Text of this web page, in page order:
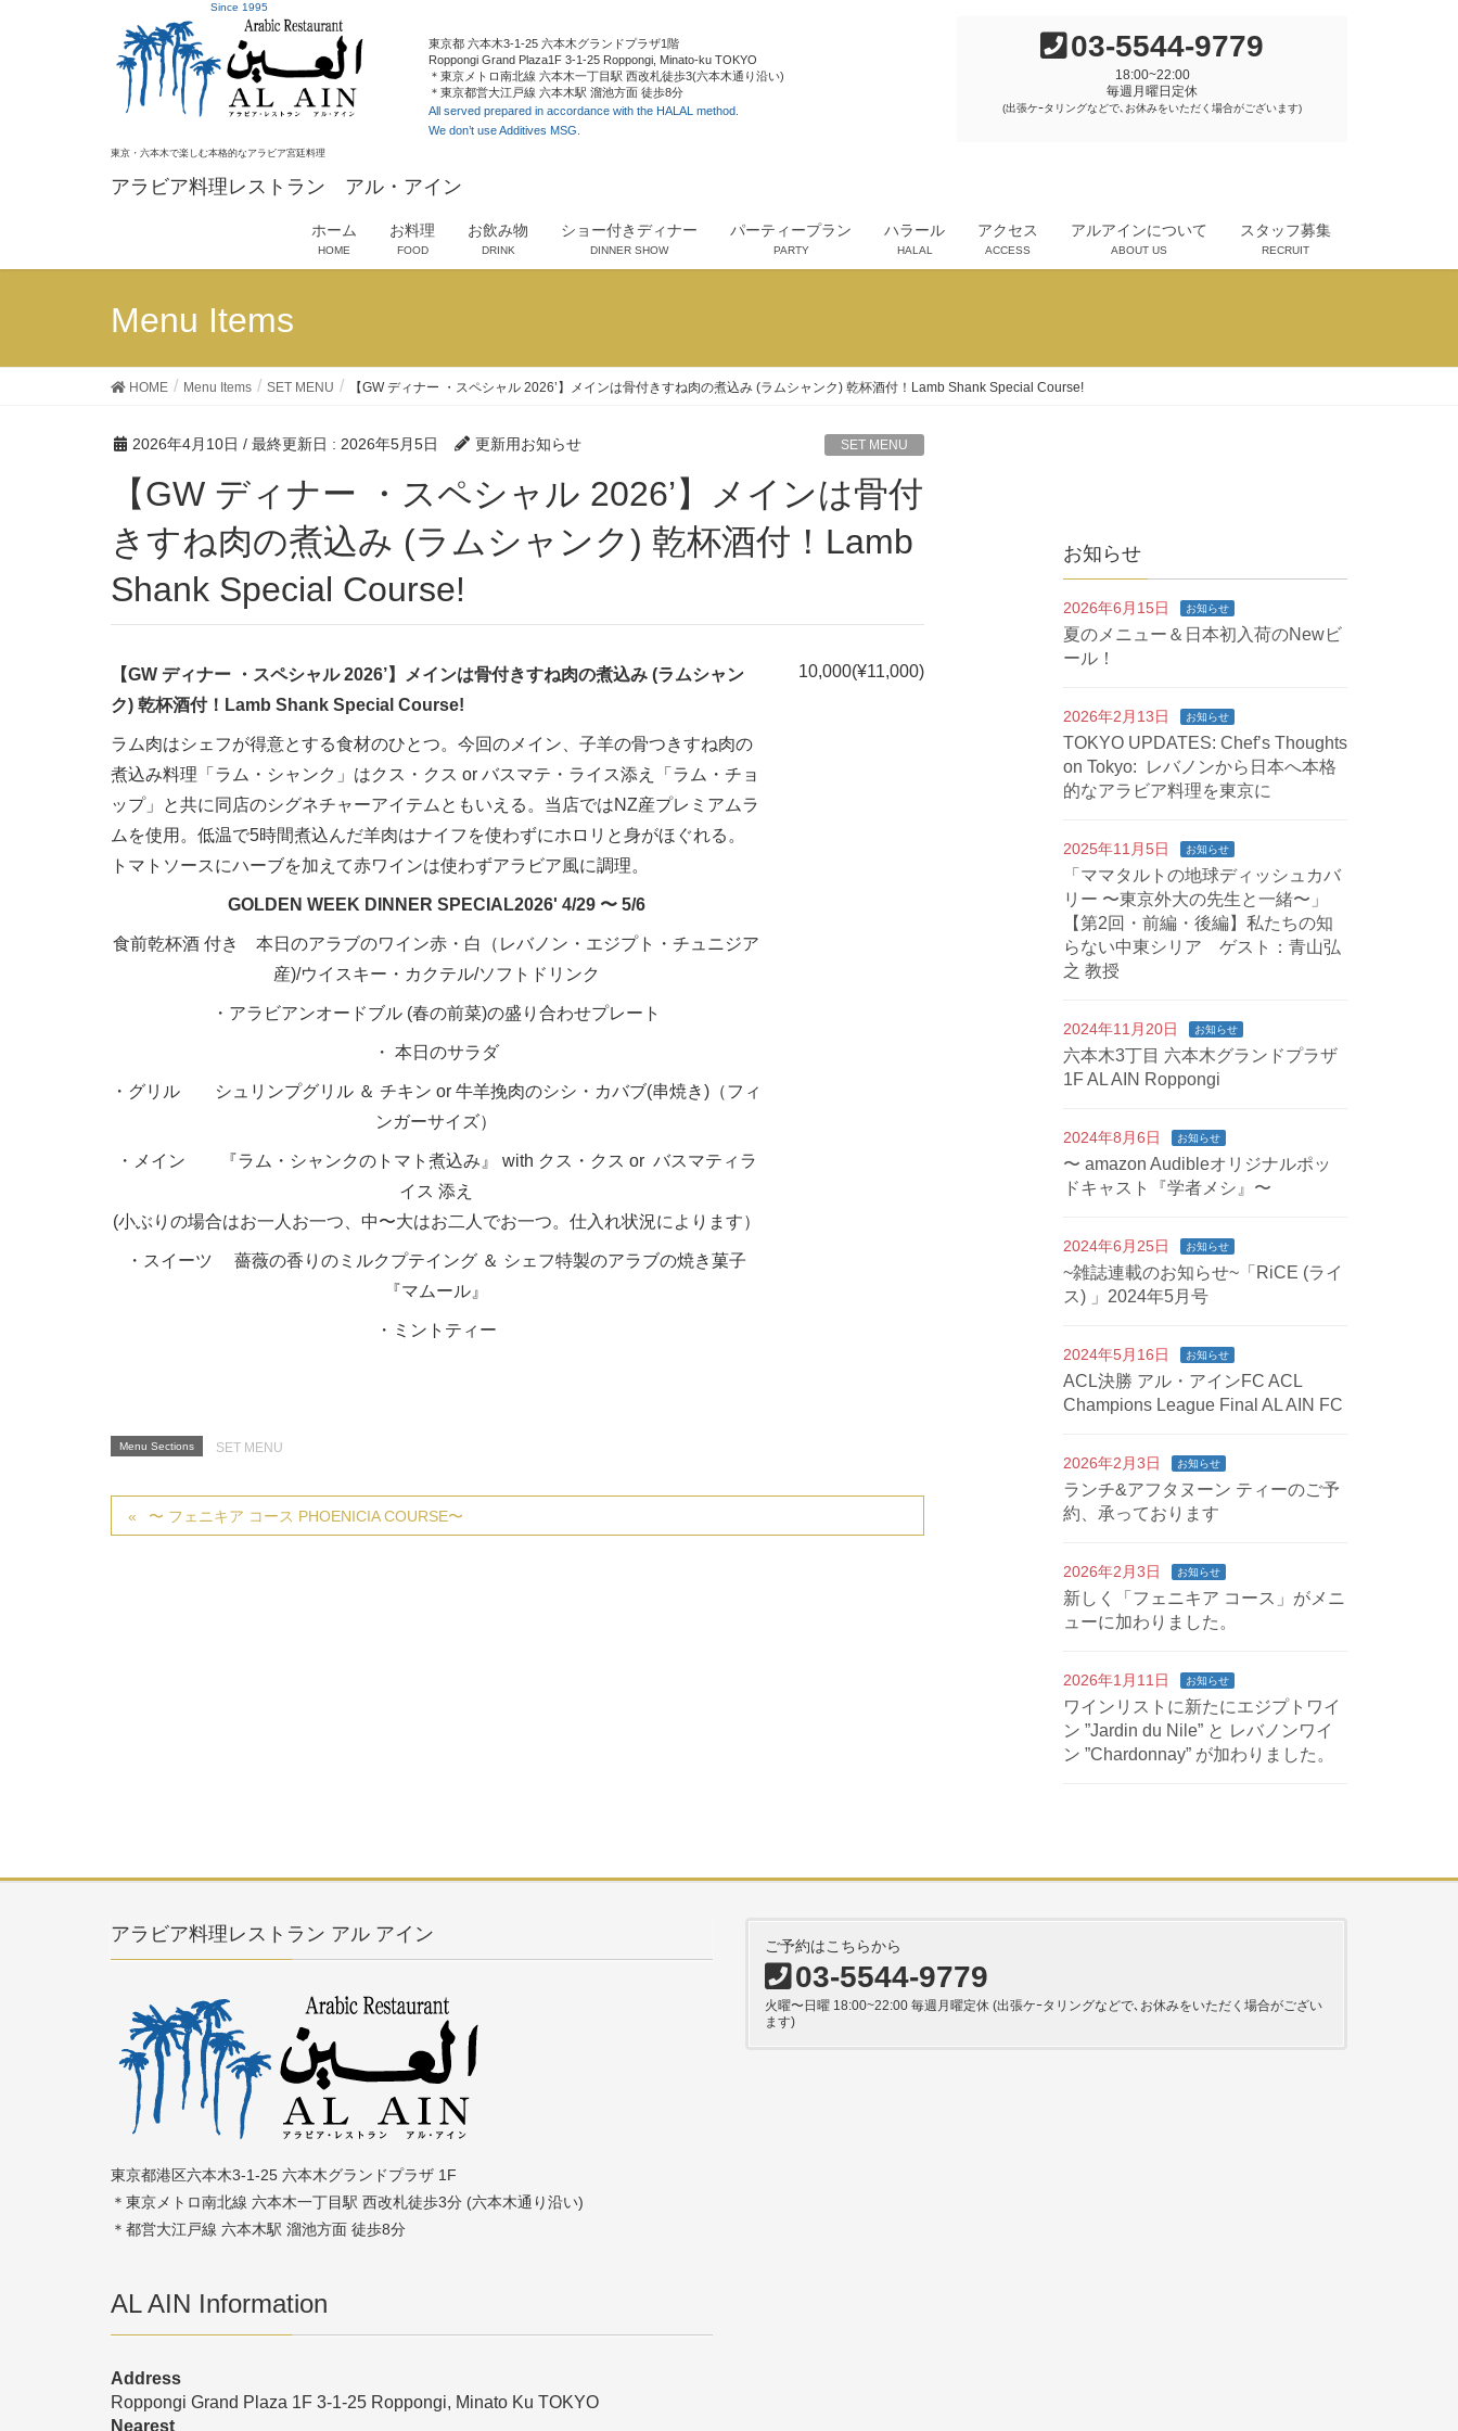
Since 1995
東京・六本木で楽しむ本格的なアラビア宮廷料理
東京都 六本木3-1-25 六本木グランドプラザ1階
Roppongi Grand Plaza1F 3-1-25 Roppongi, Minato-ku TOKYO
＊東京メトロ南北線 六本木一丁目駅 西改札徒歩3(六本木通り沿い)
＊東京都営大江戸線 六本木駅 溜池方面 徒歩8分
All served prepared in accordance with the HALAL method.
We don’t use Additives MSG.
03-5544-9779
18:00~22:00
毎週月曜日定休
(出張ケｰタリングなどで､お休みをいただく場合がございます)
アラビア料理レストラン アル・アイン
ホーム
HOME
お料理
FOOD
お飲み物
DRINK
ショー付きディナー
DINNER SHOW
パーティープラン
PARTY
ハラール
HALAL
アクセス
ACCESS
アルアインについて
ABOUT US
スタッフ募集
RECRUIT
Menu Items
HOME Menu Items SET MENU 【GW ディナー ・スペシャル 2026’】メインは骨付きすね肉の煮込み (ラムシャンク) 乾杯酒付！Lamb Shank Special Course!
2026年4月10日 / 最終更新日 : 2026年5月5日 更新用お知らせ SET MENU
【GW ディナー ・スペシャル 2026’】メインは骨付
きすね肉の煮込み (ラムシャンク) 乾杯酒付！Lamb
Shank Special Course!
【GW ディナー ・スペシャル 2026’】メインは骨付きすね肉の煮込み (ラムシャン
ク) 乾杯酒付！Lamb Shank Special Course!
10,000(¥11,000)
ラム肉はシェフが得意とする食材のひとつ。今回のメイン、子羊の骨つきすね肉の
煮込み料理「ラム・シャンク」はクス・クス or バスマテ・ライス添え「ラム・チョ
ップ」と共に同店のシグネチャーアイテムともいえる。当店ではNZ産プレミアムラ
ムを使用。低温で5時間煮込んだ羊肉はナイフを使わずにホロリと身がほぐれる。
トマトソースにハーブを加えて赤ワインは使わずアラビア風に調理。
GOLDEN WEEK DINNER SPECIAL2026' 4/29 〜 5/6
食前乾杯酒 付き 本日のアラブのワイン赤・白（レバノン・エジプト・チュニジア
産)/ウイスキー・カクテル/ソフトドリンク
・アラビアンオードブル (春の前菜)の盛り合わせプレート
・ 本日のサラダ
・グリル シュリンプグリル ＆ チキン or 牛羊挽肉のシシ・カバブ(串焼き)（フィ
ンガーサイズ）
・メイン 『ラム・シャンクのトマト煮込み』 with クス・クス or バスマティラ
イス 添え
(小ぶりの場合はお一人お一つ、中〜大はお二人でお一つ。仕入れ状況によります）
・スイーツ 薔薇の香りのミルクプテイング ＆ シェフ特製のアラブの焼き菓子
『マムール』
・ミントティー
Menu Sections SET MENU
〜 フェニキア コース PHOENICIA COURSE〜
お知らせ
2026年6月15日 お知らせ
夏のメニュー＆日本初入荷のNewビ
ール！
2026年2月13日 お知らせ
TOKYO UPDATES: Chef’s Thoughts
on Tokyo: レバノンから日本へ本格
的なアラビア料理を東京に
2025年11月5日 お知らせ
「ママタルトの地球ディッシュカバ
リー 〜東京外大の先生と一緒〜」
【第2回・前編・後編】私たちの知
らない中東シリア ゲスト：青山弘
之 教授
2024年11月20日 お知らせ
六本木3丁目 六本木グランドプラザ
1F AL AIN Roppongi
2024年8月6日 お知らせ
〜 amazon Audibleオリジナルポッ
ドキャスト『学者メシ』〜
2024年6月25日 お知らせ
~雑誌連載のお知らせ~「RiCE (ライ
ス) 」2024年5月号
2024年5月16日 お知らせ
ACL決勝 アル・アインFC ACL
Champions League Final AL AIN FC
2026年2月3日 お知らせ
ランチ&アフタヌーン ティーのご予
約、承っております
2026年2月3日 お知らせ
新しく「フェニキア コース」がメニ
ューに加わりました。
2026年1月11日 お知らせ
ワインリストに新たにエジプトワイ
ン ”Jardin du Nile” と レバノンワイ
ン ”Chardonnay” が加わりました。
アラビア料理レストラン アル アイン
東京都港区六本木3-1-25 六本木グランドプラザ 1F
＊東京メトロ南北線 六本木一丁目駅 西改札徒歩3分 (六本木通り沿い)
＊都営大江戸線 六本木駅 溜池方面 徒歩8分
AL AIN Information
Address
Roppongi Grand Plaza 1F 3-1-25 Roppongi, Minato Ku TOKYO
Nearest
ご予約はこちらから
03-5544-9779
火曜〜日曜 18:00~22:00 毎週月曜定休 (出張ケｰタリングなどで､お休みをいただく場合がござい
ます)